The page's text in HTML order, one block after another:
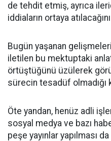
de tehdit etmiş, ayrıca
iddiaların ortaya
Bugün yaşanan
iletilen bu mektuptaki
örtüştüğünü üzülerek
sürecin tesadüf olmadığı
Öte yandan, henüz adli
sosyal medya ve bazı
peşe yayınlar yapılması